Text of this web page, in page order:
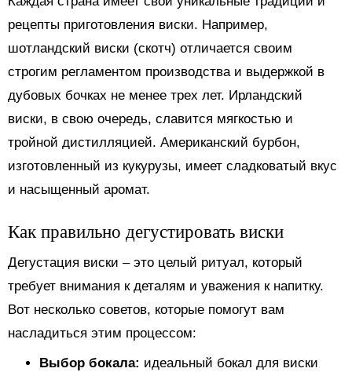
рецепты приготовления виски. Например,
шотландский виски (скотч) отличается своим
строгим регламентом производства и выдержкой в
дубовых бочках не менее трех лет. Ирландский
виски, в свою очередь, славится мягкостью и
тройной дистилляцией. Американский бурбон,
изготовленный из кукурузы, имеет сладковатый вкус
и насыщенный аромат.
Как правильно дегустировать виски
Дегустация виски – это целый ритуал, который
требует внимания к деталям и уважения к напитку.
Вот несколько советов, которые помогут вам
насладиться этим процессом:
Выбор бокала: идеальный бокал для виски